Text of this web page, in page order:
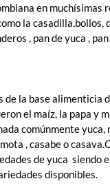
en muchísimas
la casadilla,bollos,
, pan de yuca ,
de la base alimenticia
el maíz, la papa y
comúnmente yuca,
, casabe o
de yuca siendo
disponibles.